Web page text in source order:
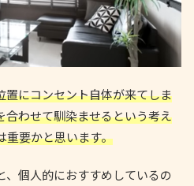
置にコンセント自体が来てしま
合わせて馴染ませるという考え
重要かと思います。
、個人的におすすめしているの